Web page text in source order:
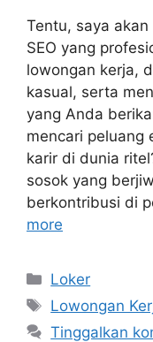
Tentu, saya
SEO yang
lowongan kerja,
kasual, serta
yang Anda
mencari peluang
karir di dunia
sosok yang
berkontribusi di
more
Kategori
Loker
Tag
Lowongan
Tinggalkan